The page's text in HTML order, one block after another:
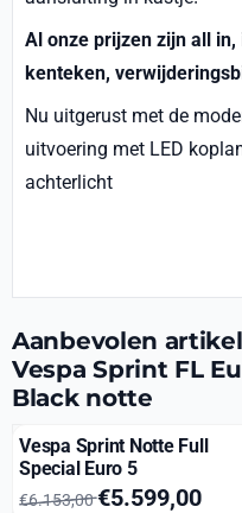
Al onze prijzen zijn all
kenteken,
Nu uitgerust met de
uitvoering met LED
achterlicht
Aanbevolen
Vespa Sprint FL
Black notte
Vespa Sprint Notte Full
Special Euro 5
Van 6 153,00 voor 5 599,00
€6.153,00€5.599,00